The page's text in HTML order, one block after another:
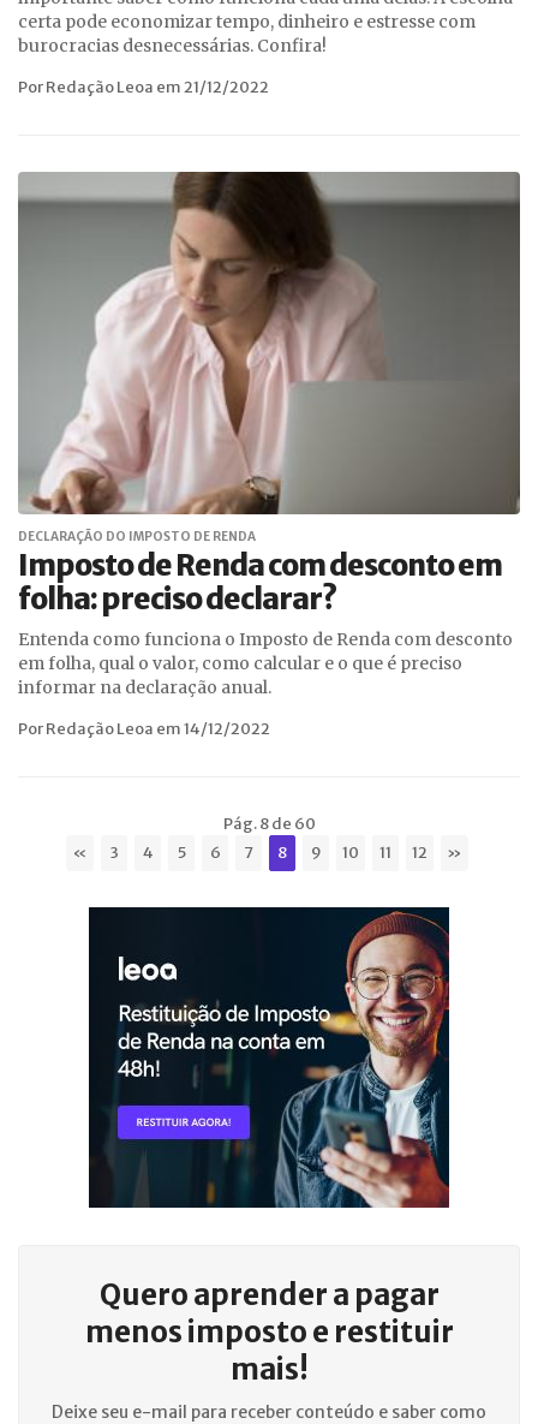
certa pode economizar tempo, dinheiro e estresse com
burocracias desnecessárias. Confira!
Por Redação Leoa em 21/12/2022
DECLARAÇÃO DO IMPOSTO DE RENDA
Imposto de Renda com desconto em
folha: preciso declarar?
Entenda como funciona o Imposto de Renda com desconto
em folha, qual o valor, como calcular e o que é preciso
informar na declaração anual.
Por Redação Leoa em 14/12/2022
Pág. 8 de 60
«
3 4 5 6 7 8 9 10 11 12 »
Quero aprender a pagar
menos imposto e restituir
mais!
Deixe seu e-mail para receber conteúdo e saber como